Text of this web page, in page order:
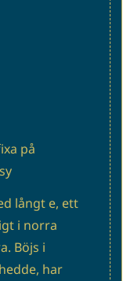
palveluun)
på
långt e, ett
i norra
Böjs i
har